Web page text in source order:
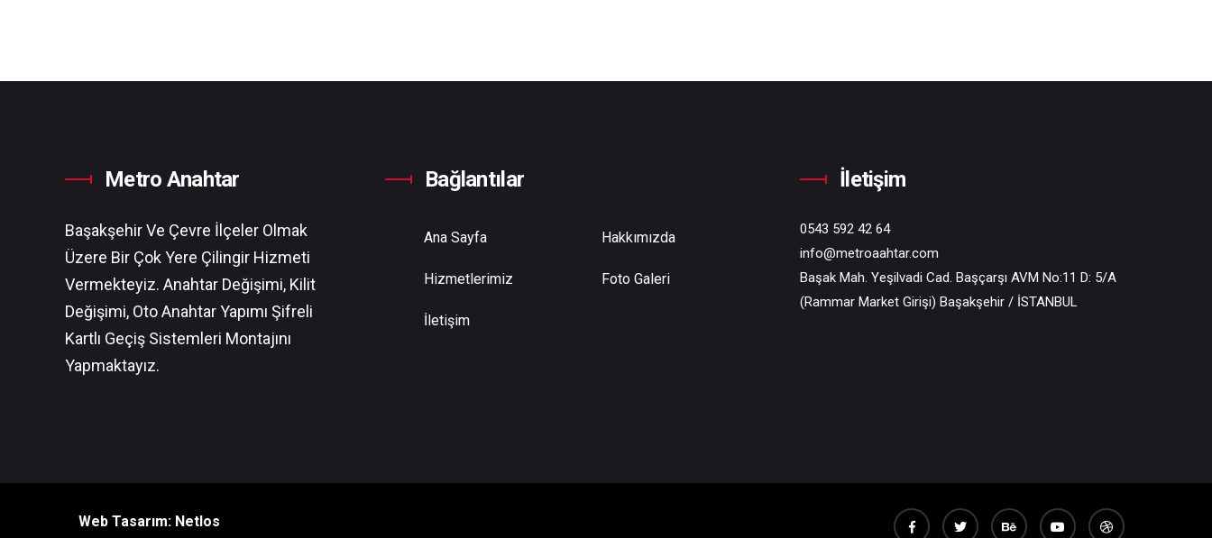
Metro Anahtar
Başakşehir Ve Çevre İlçeler Olmak
Üzere Bir Çok Yere Çilingir Hizmeti
Vermekteyiz. Anahtar Değişimi, Kilit
Değişimi, Oto Anahtar Yapımı Şifreli
Kartlı Geçiş Sistemleri Montajını
Yapmaktayız.
Bağlantılar
Ana Sayfa Hakkımızda
Hizmetlerimiz Foto Galeri
İletişim
İletişim
0543 592 42 64
info@metroaahtar.com
Başak Mah. Yeşilvadi Cad. Başçarşı AVM No:11 D: 5/A
(Rammar Market Girişi) Başakşehir / İSTANBUL
Web Tasarım: Netlos